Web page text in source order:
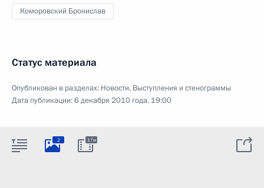
Коморовский Бронислав
Статус материала
Опубликован в разделах: Новости, Выступления и стенограммы
Дата публикации:6 декабря 2010 года, 19:00
2 17м